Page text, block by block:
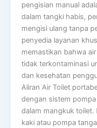
pengisian manual
dalam tangki habis,
mengisi ulang tanpa
penyedia layanan
memastikan bahwa
tidak terkontaminasi
dan kesehatan
Aliran Air Toilet
dengan sistem
dalam mangkuk toilet.
kaki atau pompa